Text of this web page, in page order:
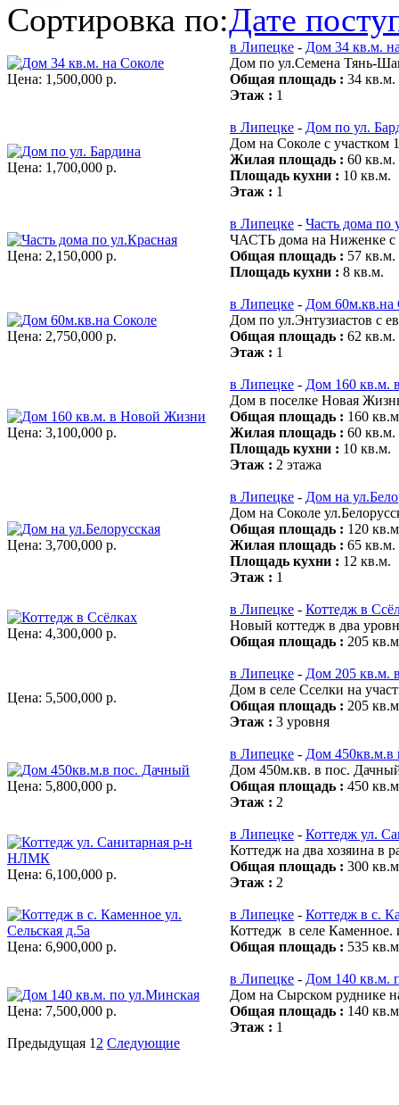
Сортировка по:Дате
Цена: 1,500,000 р.
в Липецке - Дом 34 кв.м.
Дом по ул.Семена Тянь-
Общая площадь : 34 кв.м.
Этаж : 1
Цена: 1,700,000 р.
в Липецке - Дом по ул.
Дом на Соколе с участком
Жилая площадь : 60 кв.м.
Площадь кухни : 10 кв.м.
Этаж : 1
Цена: 2,150,000 р.
в Липецке - Часть дома по
ЧАСТЬ дома на Ниженке с
Общая площадь : 57 кв.м.
Площадь кухни : 8 кв.м.
Цена: 2,750,000 р.
в Липецке - Дом 60м.кв.на
Дом по ул.Энтузиастов с
Общая площадь : 62 кв.м.
Этаж : 1
Цена: 3,100,000 р.
в Липецке - Дом 160 кв.м.
Дом в поселке Новая
Общая площадь : 160
Жилая площадь : 60 кв.м.
Площадь кухни : 10 кв.м.
Этаж : 2 этажа
Цена: 3,700,000 р.
в Липецке - Дом на
Дом на Соколе
Общая площадь : 120
Жилая площадь : 65 кв.м.
Площадь кухни : 12 кв.м.
Этаж : 1
Цена: 4,300,000 р.
в Липецке - Коттедж в
Новый коттедж в два
Общая площадь : 205
Цена: 5,500,000 р.
в Липецке - Дом 205 кв.м.
Дом в селе Сселки на
Общая площадь : 205
Этаж : 3 уровня
Цена: 5,800,000 р.
в Липецке - Дом 450кв.м.в
Дом 450м.кв. в пос.
Общая площадь : 450
Этаж : 2
Цена: 6,100,000 р.
в Липецке - Коттедж ул.
Коттедж на два хозяина в
Общая площадь : 300
Этаж : 2
Цена: 6,900,000 р.
в Липецке - Коттедж в с.
Коттедж в селе Каменное.
Общая площадь : 535
Цена: 7,500,000 р.
в Липецке - Дом 140 кв.м.
Дом на Сырском руднике
Общая площадь : 140
Этаж : 1
Предыдущая 1 2 Следующие